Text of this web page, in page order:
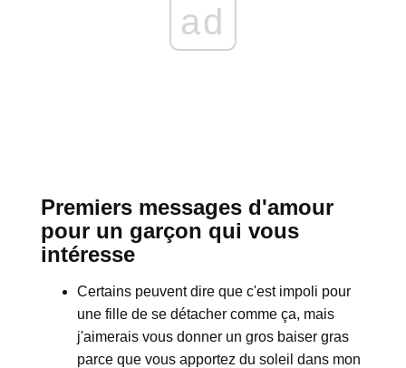
ad
Premiers messages d'amour
pour un garçon qui vous
intéresse
Certains peuvent dire que c'est impoli pour
une fille de se détacher comme ça, mais
j'aimerais vous donner un gros baiser gras
parce que vous apportez du soleil dans mon